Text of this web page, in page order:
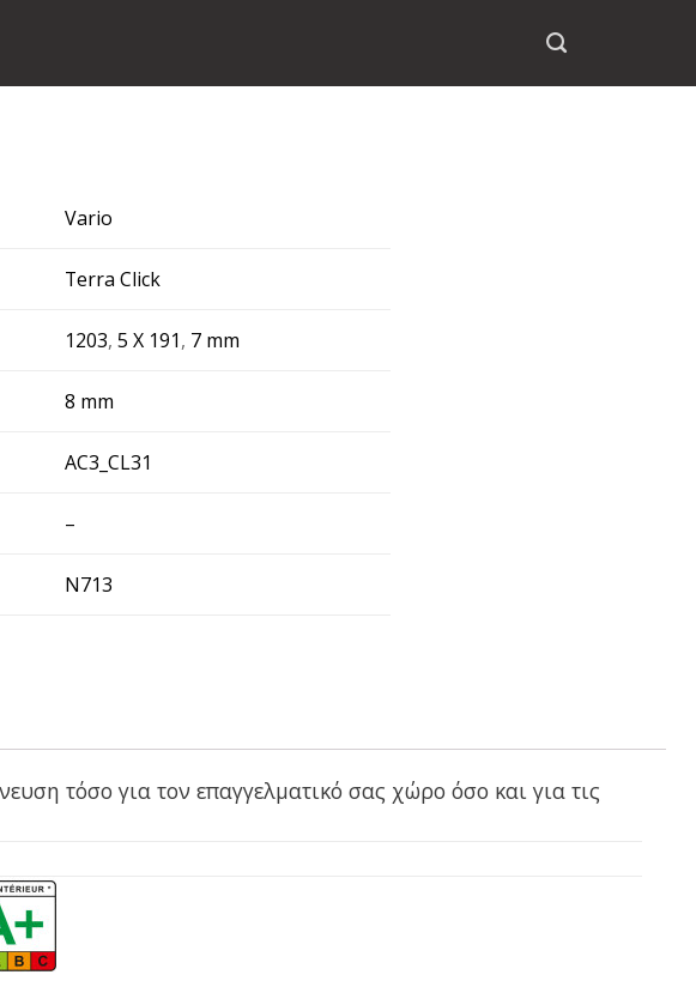
Vario
Terra Click
1203,5 X 191, 7 mm
8 mm
AC3_CL31
–
N713
τόσο για τον επαγγελματικό σας χώρο όσο και για τις